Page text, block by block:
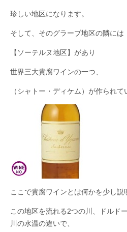
珍しい地区になります。
そして、そのグラーブ地区の隣には
【ソーテルヌ地区】があり
世界三大貴腐ワインの一つ、
（シャトー・ディケム）が作られて
ここで貴腐ワインとは何かを少し説
この地区を流れる2つの川、ドルド
川の水温の違いで、